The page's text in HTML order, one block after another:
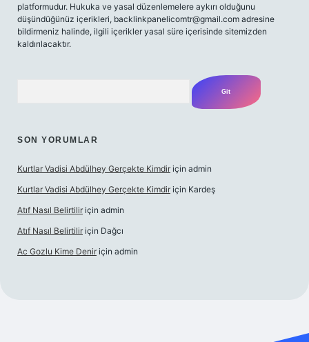
platformudur. Hukuka ve yasal düzenlemelere aykırı olduğunu
düşündüğünüz içerikleri, backlinkpanelicomtr@gmail.com adresine
bildirmeniz halinde, ilgili içerikler yasal süre içerisinde sitemizden
kaldırılacaktır.
SON YORUMLAR
Kurtlar Vadisi Abdülhey Gerçekte Kimdir için admin
Kurtlar Vadisi Abdülhey Gerçekte Kimdir için Kardeş
Atıf Nasıl Belirtilir için admin
Atıf Nasıl Belirtilir için Dağcı
Ac Gozlu Kime Denir için admin